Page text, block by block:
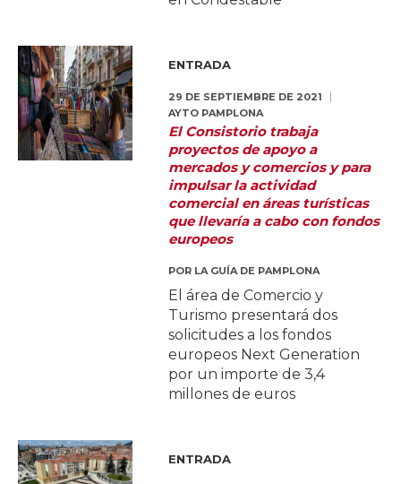
ENTRADA
29 DE SEPTIEMBRE DE 2021
AYTO PAMPLONA
El Consistorio trabaja
proyectos de apoyo a
mercados y comercios y para
impulsar la actividad
comercial en áreas turísticas
que llevaría a cabo con fondos
europeos
POR LA GUÍA DE PAMPLONA
El área de Comercio y
Turismo presentará dos
solicitudes a los fondos
europeos Next Generation
por un importe de 3,4
millones de euros
ENTRADA